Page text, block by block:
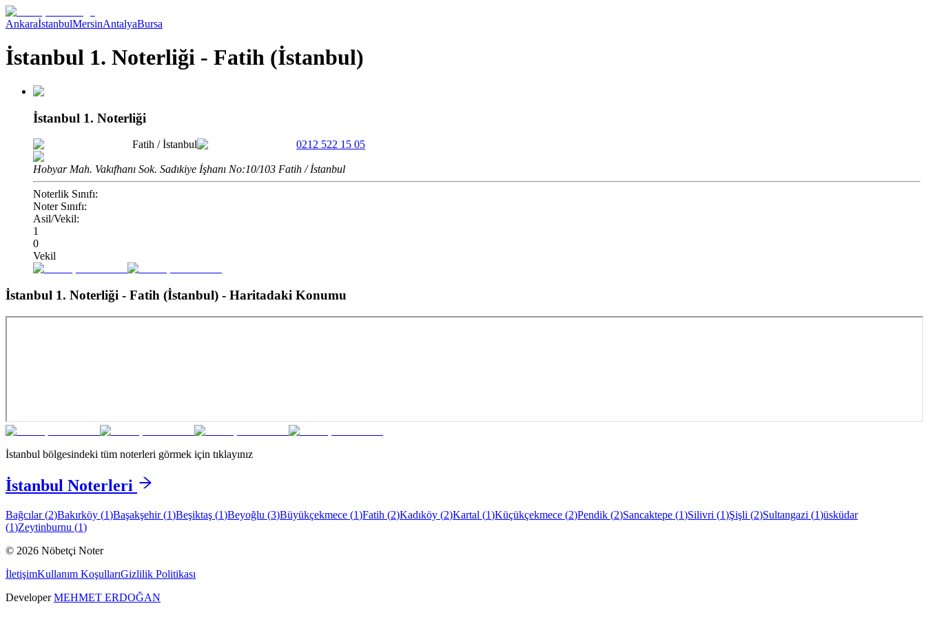
AnkaraİstanbulMersinAntalyaBursa
İstanbul 1. Noterliği - Fatih (İstanbul)
İstanbul 1. Noterliği
Fatih /İstanbul 0212 522 15 05
Hobyar Mah. Vakıfhanı Sok. Sadıkiye İşhanı No:10/103 Fatih / İstanbul
Noterlik Sınıfı:
Noter Sınıfı:
Asil/Vekil:
1
0
Vekil
İstanbul 1. Noterliği - Fatih (İstanbul) - Haritadaki Konumu
İstanbul bölgesindeki tüm noterleri görmek için tıklayınız
İstanbul Noterleri
Bağcılar(2)Bakırköy (1)Başakşehir(1)Beşiktaş (1)Beyoğlu (3)Büyükçekmece (1)Fatih (2)Kadıköy (2)Kartal (1)Küçükçekmece (2)Pendik (2)Sancaktepe (1)Silivri (1)Şişli (2)Sultangazi (1)üsküdar
(1)Zeytinburnu (1)
© 2026 Nöbetçi Noter
İletişimKullanım KoşullarıGizlilik Politikası
DeveloperMEHMET ERDOĞAN